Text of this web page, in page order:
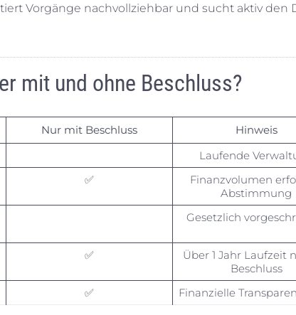
Vorgänge nachvollziehbar und sucht aktiv den
mit und ohne Beschluss?
Nur mit Beschluss
Hinweis
Laufende
✅
Finanzvolumen
Abstimmung
Gesetzlich
✅
Über 1 Jahr Laufzeit
Beschluss
✅ Finanzielle